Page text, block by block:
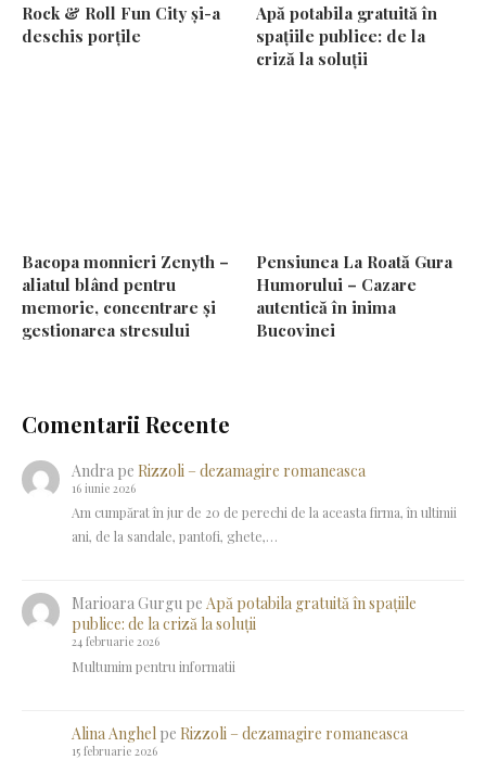
Rock & Roll Fun City și-a
deschis porțile
Apă potabila gratuită în
spațiile publice: de la
criză la soluții
Bacopa monnieri Zenyth –
aliatul blând pentru
memorie, concentrare și
gestionarea stresului
Pensiunea La Roată Gura
Humorului – Cazare
autentică în inima
Bucovinei
Comentarii Recente
Andra pe Rizzoli – dezamagire romaneasca
16 iunie 2026
Am cumpărat în jur de 20 de perechi de la aceasta firma, în ultimii
ani, de la sandale, pantofi, ghete,…
Marioara Gurgupe Apă potabila gratuită în spațiile
publice: de la criză la soluții
24 februarie 2026
Multumim pentru informatii
Alina Anghel pe Rizzoli – dezamagire romaneasca
15 februarie 2026